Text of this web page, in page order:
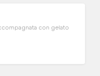
con gelato